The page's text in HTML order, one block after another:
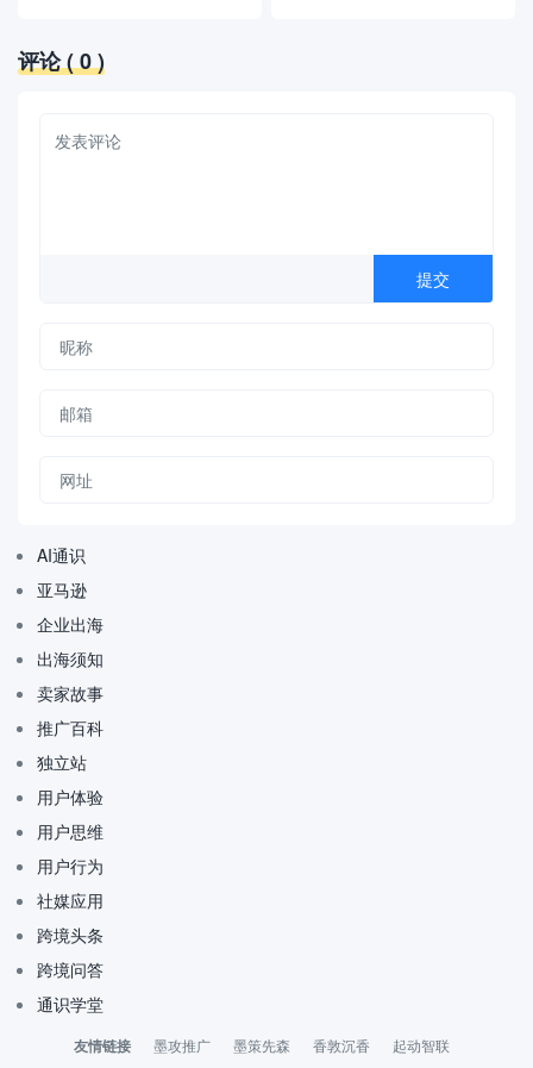
评论( 0 )
AI通识
亚马逊
企业出海
出海须知
卖家故事
推广百科
独立站
用户体验
用户思维
用户行为
社媒应用
跨境头条
跨境问答
通识学堂
友情链接 墨攻推广 墨策先森 香敦沉香
起动智联